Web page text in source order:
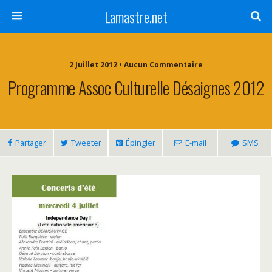
Lamastre.net
2 Juillet 2012 • Aucun Commentaire
Programme Assoc Culturelle Désaignes 2012
Partager Tweeter Épingler E-mail SMS